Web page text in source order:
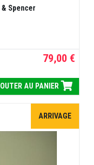
Spencer
79,00 €
AU PANIER
ARRIVAGE